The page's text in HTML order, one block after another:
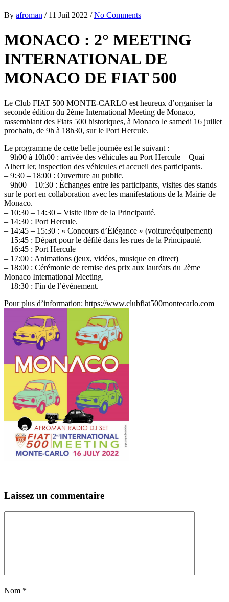
By afroman / 11 Juil 2022 / No Comments
MONACO : 2° MEETING
INTERNATIONAL DE
MONACO DE FIAT 500
Le Club FIAT 500 MONTE-CARLO est heureux d’organiser la
seconde édition du 2ème International Meeting de Monaco,
rassemblant des Fiats 500 historiques, à Monaco le samedi 16 juillet
prochain, de 9h à 18h30, sur le Port Hercule.
Le programme de cette belle journée est le suivant :
– 9h00 à 10h00 : arrivée des véhicules au Port Hercule – Quai
Albert Ier, inspection des véhicules et accueil des participants.
– 9:30 – 18:00 : Ouverture au public.
– 9h00 – 10:30 : Échanges entre les participants, visites des stands
sur le port en collaboration avec les manifestations de la Mairie de
Monaco.
– 10:30 – 14:30 – Visite libre de la Principauté.
– 14:30 : Port Hercule.
– 14:45 – 15:30 : « Concours d’Élégance » (voiture/équipement)
– 15:45 : Départ pour le défilé dans les rues de la Principauté.
– 16:45 : Port Hercule
– 17:00 : Animations (jeux, vidéos, musique en direct)
– 18:00 : Cérémonie de remise des prix aux lauréats du 2ème
Monaco International Meeting.
– 18:30 : Fin de l’événement.
Pour plus d’information: https://www.clubfiat500montecarlo.com
Laissez un commentaire
Nom *